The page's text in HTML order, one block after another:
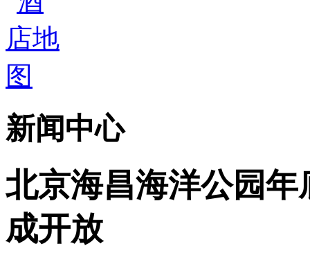
新闻中心
北京海昌海洋公园年
成开放